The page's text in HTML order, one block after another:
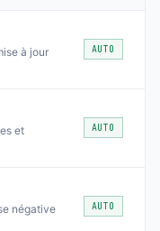
à jour
AUTO
et
AUTO
négative
AUTO